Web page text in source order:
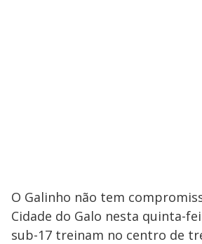
O Galinho não tem
Cidade do Galo nesta quinta-
sub-17 treinam no centro de